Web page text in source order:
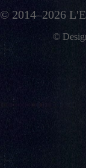
© 2014–2026
©